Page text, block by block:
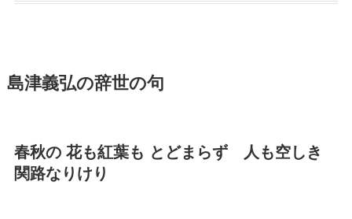
島津義弘の辞世の句
春秋の 花も紅葉も とどまらず 人も空しき
関路なりけり